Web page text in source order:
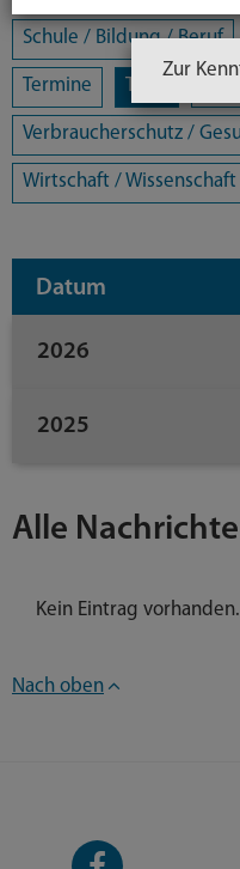
Alle
Kein Eintrag vorhanden.
Schule / Bildung / Beruf
Termine Tiere
Verbraucherschutz /
Wirtschaft / Wissenschaft
Datum
2026
2025
Nach oben
Facebook-
Zur